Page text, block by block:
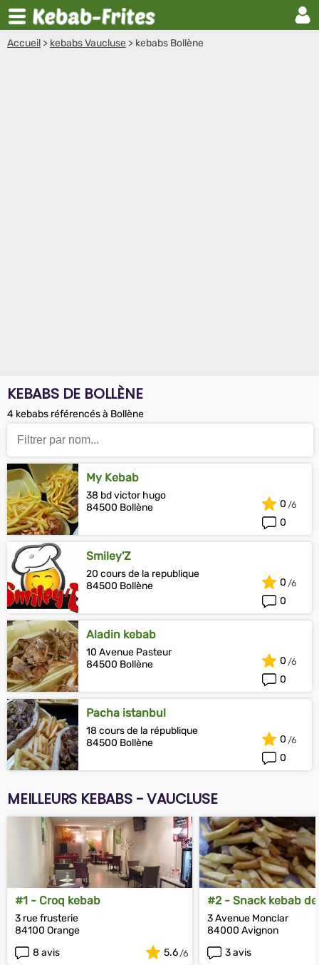
Accueil > kebabs Vaucluse > kebabs Bollène
KEBABS DE BOLLÈNE
4 kebabs référencés à Bollène
My Kebab
38 bd victor hugo
84500 Bollène
0
0
Smiley'Z
20 cours de la republique
84500 Bollène
0
0
Aladin kebab
10 Avenue Pasteur
84500 Bollène
0
0
Pacha istanbul
18 cours de la république
84500 Bollène
0
0
MEILLEURS KEBABS - VAUCLUSE
#1 - Croq kebab
3 rue frusterie
84100 Orange
8 avis
5.6
#2 - Snack kebab de
3 Avenue Monclar
84000 Avignon
3 avis